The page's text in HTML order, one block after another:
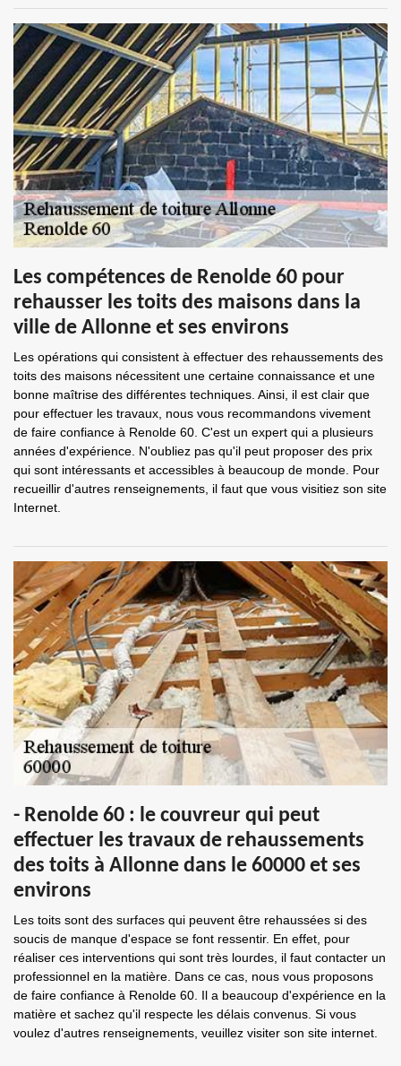
Les compétences de Renolde 60 pour
rehausser les toits des maisons dans la
ville de Allonne et ses environs
Les opérations qui consistent à effectuer des rehaussements des
toits des maisons nécessitent une certaine connaissance et une
bonne maîtrise des différentes techniques. Ainsi, il est clair que
pour effectuer les travaux, nous vous recommandons vivement
de faire confiance à Renolde 60. C'est un expert qui a plusieurs
années d'expérience. N'oubliez pas qu'il peut proposer des prix
qui sont intéressants et accessibles à beaucoup de monde. Pour
recueillir d'autres renseignements, il faut que vous visitiez son site
Internet.
- Renolde 60 : le couvreur qui peut
effectuer les travaux de rehaussements
des toits à Allonne dans le 60000 et ses
environs
Les toits sont des surfaces qui peuvent être rehaussées si des
soucis de manque d'espace se font ressentir. En effet, pour
réaliser ces interventions qui sont très lourdes, il faut contacter un
professionnel en la matière. Dans ce cas, nous vous proposons
de faire confiance à Renolde 60. Il a beaucoup d'expérience en la
matière et sachez qu'il respecte les délais convenus. Si vous
voulez d'autres renseignements, veuillez visiter son site internet.